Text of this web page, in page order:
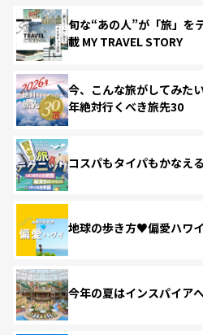
旬な“あの人”が「旅」を
載 MY TRAVEL STORY
今、こんな旅がしてみた
年絶対行くべき旅先30
コスパもタイパもかなえ
地球の歩き方♥偏愛ハワイ
今年の夏はインスパイア